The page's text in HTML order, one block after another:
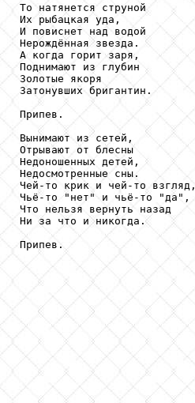
То натянется струной
Их рыбацкая уда,
И повиснет над водой
Нерождённая звезда.
А когда горит заря,
Поднимают из глубин
Золотые якоря
Затонувших бригантин.
Припев.
Вынимают из сетей,
Отрывают от блесны
Недоношенных детей,
Недосмотренные сны.
Чей-то крик и чей-то взгляд,
Чьё-то "нет" и чьё-то "да",
Что нельзя вернуть назад
Ни за что и никогда.